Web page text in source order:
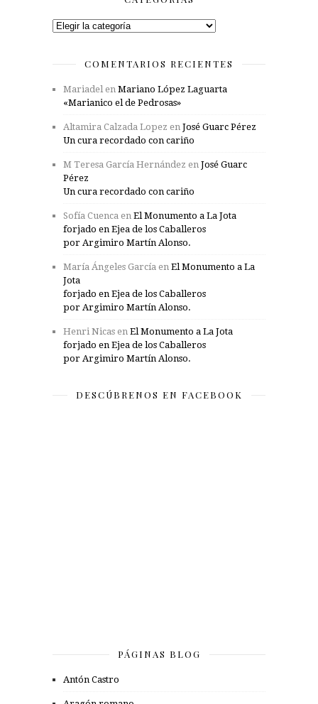
Categorías
COMENTARIOS RECIENTES
Mariadelen Mariano López Laguarta
«Marianico el de Pedrosas»
Altamira Calzada Lopez en José Guarc Pérez
Un cura recordado con cariño
M Teresa García Hernández en José Guarc
Pérez
Un cura recordado con cariño
Sofía Cuenca en El Monumento a La Jota
forjado en Ejea de los Caballeros
por Argimiro Martín Alonso.
María Ángeles García en El Monumento a La
Jota
forjado en Ejea de los Caballeros
por Argimiro Martín Alonso.
Henri Nicas en El Monumento a La Jota
forjado en Ejea de los Caballeros
por Argimiro Martín Alonso.
DESCÚBRENOS EN FACEBOOK
PÁGINAS BLOG
Antón Castro